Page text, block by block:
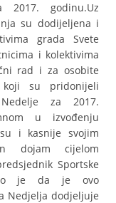
2017. godinu.Uz
su dodijeljena i
grada Svete
i kolektivima
rad i za osobite
koji su pridonijeli
za 2017.
u izvođenju
i kasnije svojim
dojam cijelom
Sportske
je da je ovo
Nedjelja dodjeljuje